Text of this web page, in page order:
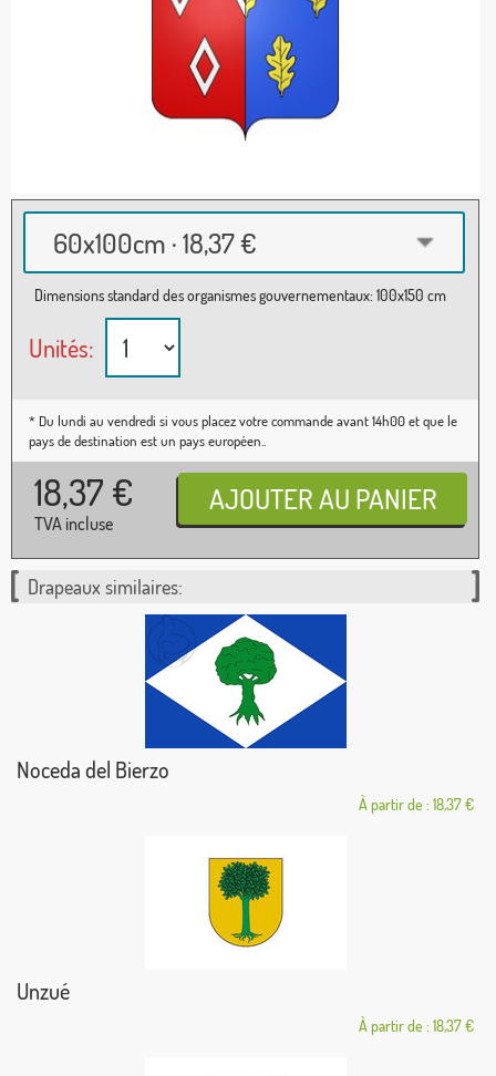
60x100cm · 18,37 €
Dimensions standard des organismes gouvernementaux: 100x150 cm
Unités:
* Du lundi au vendredi si vous placez votre commande avant 14h00 et que le
pays de destination est un pays européen..
18,37 €
TVA incluse
Drapeaux similaires:
Noceda del Bierzo
À partir de : 18,37 €
Unzué
À partir de : 18,37 €